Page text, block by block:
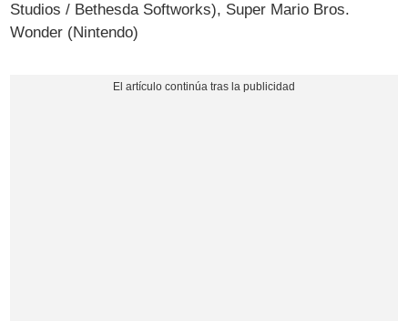
Studios / Bethesda Softworks), Super Mario Bros.
Wonder (Nintendo)